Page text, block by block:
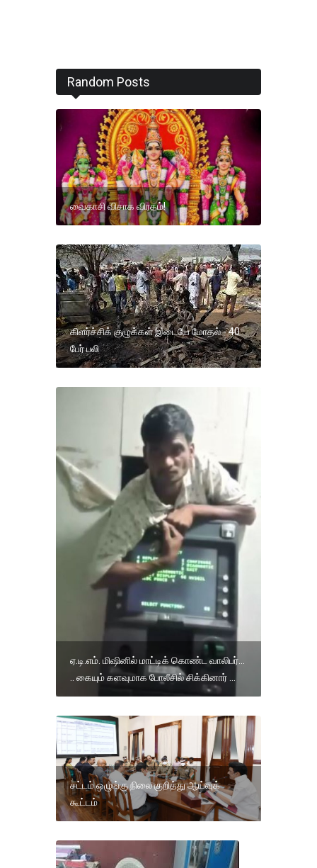
Random Posts
வைகாசி விசாக விரதம்!
கிளர்ச்சிக் குழுக்கள் இடையே மோதல் - 40
பேர் பலி
ஏ.டி.எம். மிஷினில் மாட்டிக் கொண்ட வாலிபர்...
.. கையும் களவுமாக போலீசில் சிக்கினார் ...
சட்டம் ஒழுங்கு நிலை குறித்து ஆய்வுக்
கூட்டம்